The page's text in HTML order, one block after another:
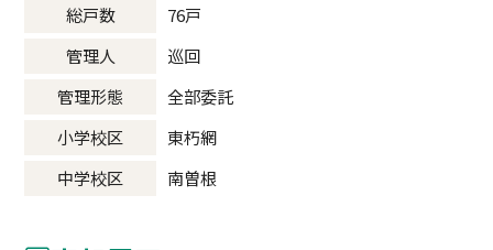
総戸数
76戸
管理人
巡回
管理形態
全部委託
小学校区
東朽網
中学校区
南曽根